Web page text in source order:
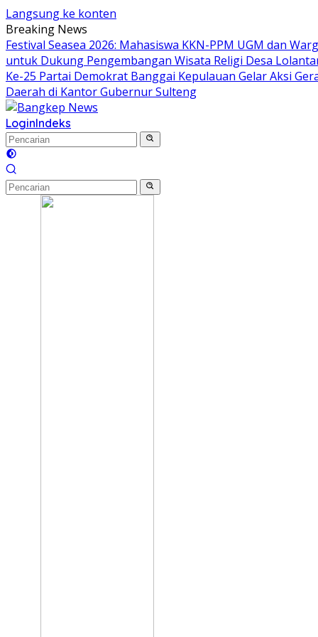
Langsung ke konten
Breaking News
Festival Seasea 2026: Mahasiswa KKN-PPM UGM dan
untuk Dukung Pengembangan Wisata Religi Desa
Ke-25 Partai Demokrat Banggai Kepulauan Gelar Aksi
Daerah di Kantor Gubernur Sulteng
LoginIndeks